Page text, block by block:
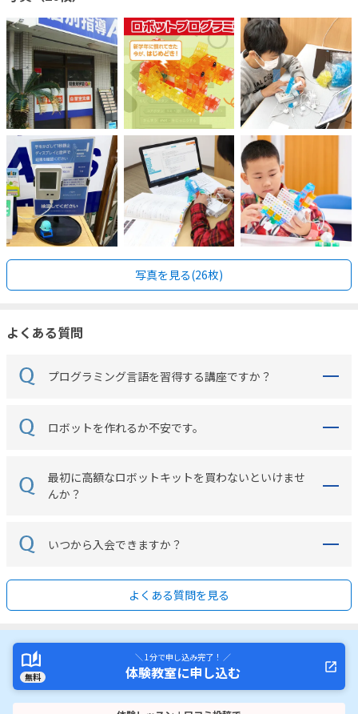
写真を見る(26枚)
よくある質問
プログラミング言語を習得する講座ですか？
ロボットを作れるか不安です。
最初に高額なロボットキットを買わないといけませ
んか？
いつから入会できますか？
よくある質問を見る
無料
＼ 1分で申し込み完了！ ／
体験教室に申し込む